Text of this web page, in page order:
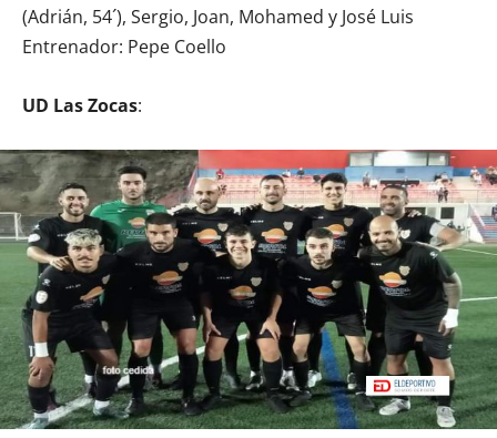
(Adrián, 54´), Sergio, Joan, Mohamed y José Luis
Entrenador: Pepe Coello
UD Las Zocas: